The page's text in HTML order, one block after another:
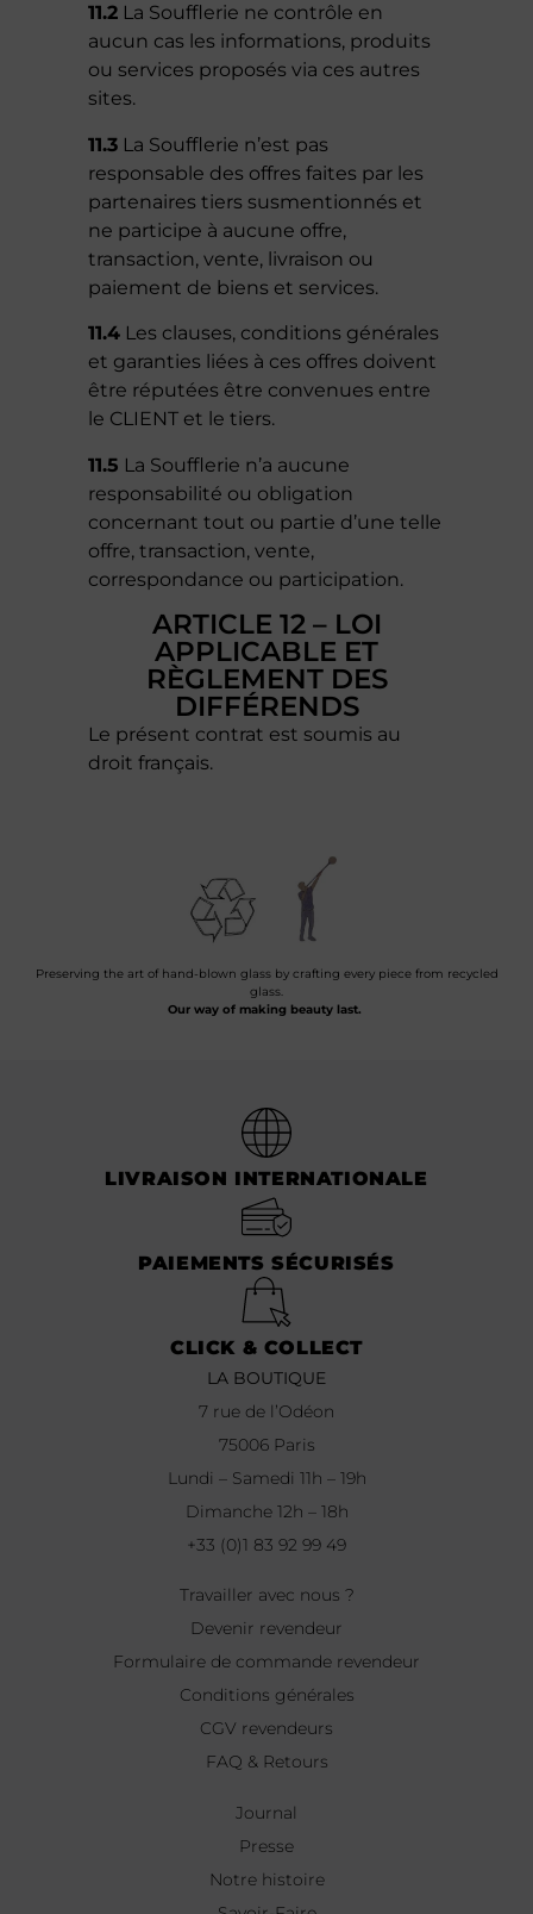
11.2 La Soufflerie ne contrôle en
aucun cas les informations, produits
ou services proposés via ces autres
sites.
11.3 La Soufflerie n’est pas
responsable des offres faites par les
partenaires tiers susmentionnés et
ne participe à aucune offre,
transaction, vente, livraison ou
paiement de biens et services.
11.4 Les clauses, conditions générales
et garanties liées à ces offres doivent
être réputées être convenues entre
le CLIENT et le tiers.
11.5 La Soufflerie n’a aucune
responsabilité ou obligation
concernant tout ou partie d’une telle
offre, transaction, vente,
correspondance ou participation.
ARTICLE 12 – LOI
APPLICABLE ET
RÈGLEMENT DES
DIFFÉRENDS
Le présent contrat est soumis au
droit français.
Preserving the art of hand-blown glass by crafting every piece from recycled
glass.
Our way of making beauty last.
LIVRAISON INTERNATIONALE
PAIEMENTS SÉCURISÉS
CLICK & COLLECT
LA BOUTIQUE
7 rue de l’Odéon
75006 Paris
Lundi – Samedi 11h – 19h
Dimanche 12h – 18h
+33 (0)1 83 92 99 49
Travailler avec nous ?
Devenir revendeur
Formulaire de commande revendeur
Conditions générales
CGV revendeurs
FAQ & Retours
Journal
Presse
Notre histoire